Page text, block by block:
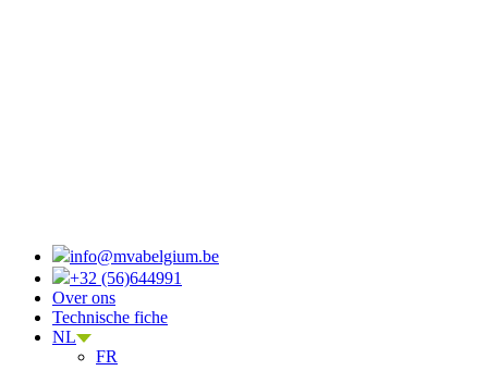
info@mvabelgium.be
+32 (56)644991
Over ons
Technische fiche
NL
FR